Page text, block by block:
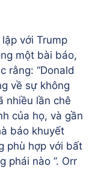
với Trump
một bài báo,
rằng: “Donald
về sự không
nhiều lần chê
của họ, và gần
báo khuyết
phù hợp với bất
phái nào ”. Orr